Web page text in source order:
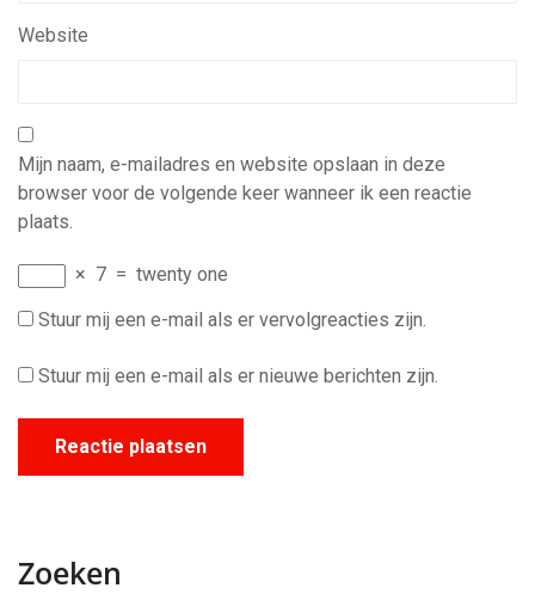
Website
Mijn naam, e-mailadres en website opslaan in deze
browser voor de volgende keer wanneer ik een reactie
plaats.
× 7 = twenty one
Stuur mij een e-mail als er vervolgreacties zijn.
Stuur mij een e-mail als er nieuwe berichten zijn.
Zoeken